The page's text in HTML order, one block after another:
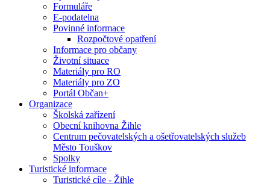
Formuláře
E-podatelna
Povinné informace
Rozpočtové opatření
Informace pro občany
Životní situace
Materiály pro RO
Materiály pro ZO
Portál Občan+
Organizace
Školská zařízení
Obecní knihovna Žihle
Centrum pečovatelských a ošetřovatelských služeb
Město Touškov
Spolky
Turistické informace
Turistické cíle - Žihle